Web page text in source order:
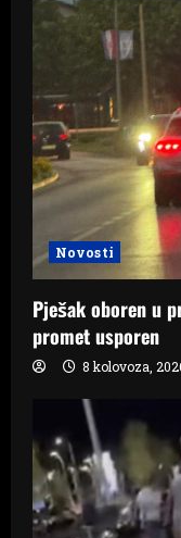
Novosti
Pješak oboren u
promet usporen
8 kolovoza,